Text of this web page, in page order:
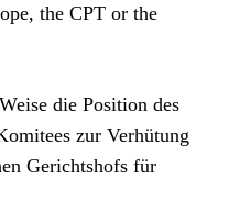
the CPT or the
die Position des
zur Verhütung
Gerichtshofs für